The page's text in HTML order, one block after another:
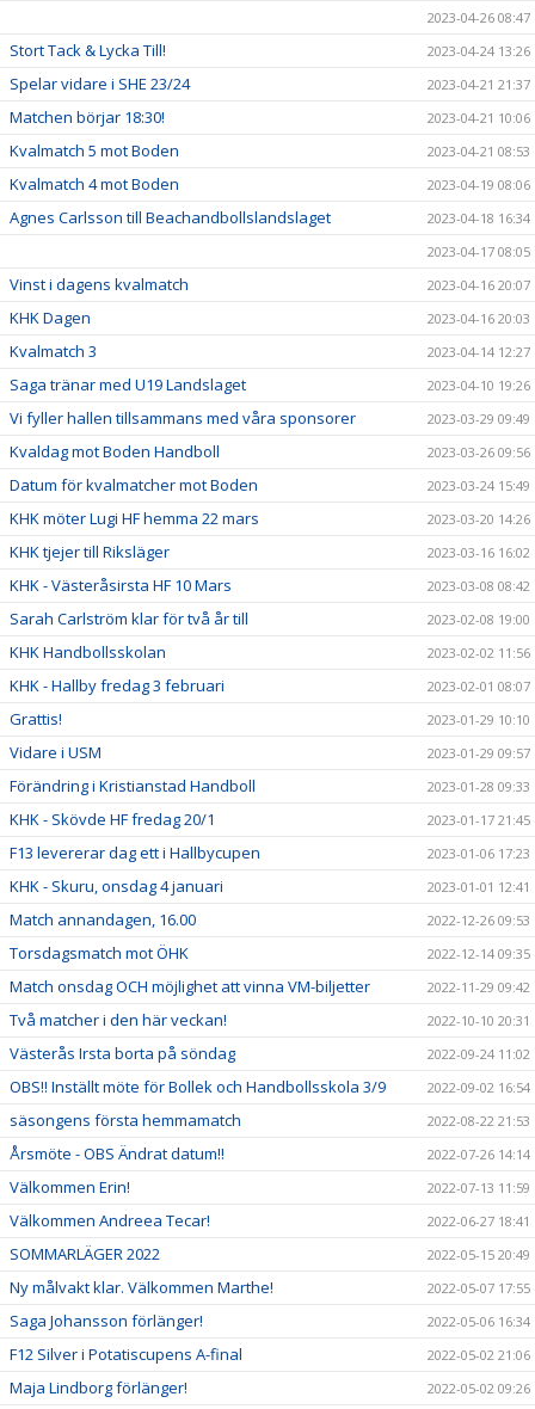
2023-04-26 08:47
Stort Tack & Lycka Till! 2023-04-24 13:26
Spelar vidare i SHE 23/24 2023-04-21 21:37
Matchen börjar 18:30! 2023-04-21 10:06
Kvalmatch 5 mot Boden 2023-04-21 08:53
Kvalmatch 4 mot Boden 2023-04-19 08:06
Agnes Carlsson till Beachandbollslandslaget
2023-04-18 16:34
2023-04-17 08:05
Vinst i dagens kvalmatch 2023-04-16 20:07
KHK Dagen 2023-04-16 20:03
Kvalmatch 3 2023-04-14 12:27
Saga tränar med U19 Landslaget 2023-04-10 19:26
Vi fyller hallen tillsammans med våra sponsorer 2023-03-29 09:49
Kvaldag mot Boden Handboll 2023-03-26 09:56
Datum för kvalmatcher mot Boden 2023-03-24 15:49
KHK möter Lugi HF hemma 22 mars 2023-03-20 14:26
KHK tjejer till Riksläger 2023-03-16 16:02
KHK - Västeråsirsta HF 10 Mars 2023-03-08 08:42
Sarah Carlström klar för två år till 2023-02-08 19:00
KHK Handbollsskolan 2023-02-02 11:56
KHK - Hallby fredag 3 februari 2023-02-01 08:07
Grattis! 2023-01-29 10:10
Vidare i USM 2023-01-29 09:57
Förändring i Kristianstad Handboll 2023-01-28 09:33
KHK - Skövde HF fredag 20/1 2023-01-17 21:45
F13 levererar dag ett i Hallbycupen 2023-01-06 17:23
KHK - Skuru, onsdag 4 januari 2023-01-01 12:41
Match annandagen, 16.00 2022-12-26 09:53
Torsdagsmatch mot ÖHK 2022-12-14 09:35
Match onsdag OCH möjlighet att vinna VM-biljetter 2022-11-29 09:42
Två matcher i den här veckan! 2022-10-10 20:31
Västerås Irsta borta på söndag 2022-09-24 11:02
OBS!! Inställt möte för Bollek och Handbollsskola 3/9 2022-09-02 16:54
säsongens första hemmamatch 2022-08-22 21:53
Årsmöte - OBS Ändrat datum!! 2022-07-26 14:14
Välkommen Erin! 2022-07-13 11:59
Välkommen Andreea Tecar! 2022-06-27 18:41
SOMMARLÄGER 2022 2022-05-15 20:49
Ny målvakt klar. Välkommen Marthe! 2022-05-07 17:55
Saga Johansson förlänger! 2022-05-06 16:34
F12 Silver i Potatiscupens A-final 2022-05-02 21:06
Maja Lindborg förlänger! 2022-05-02 09:26